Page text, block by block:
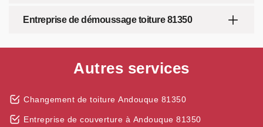
Entreprise de démoussage toiture 81350
Autres services
Changement de toiture Andouque 81350
Entreprise de couverture à Andouque 81350